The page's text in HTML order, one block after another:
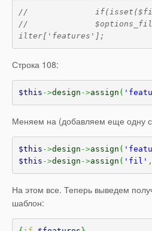
//
//		$options_filter['features'] = $f
ilter['features'];
Строка 108:
$this ->design ->assign (
Меняем на (добавляем еще одну
$this ->design ->assign (
$this ->design ->assign ( 'fil' ,
На этом все. Теперь выведем
шаблон: